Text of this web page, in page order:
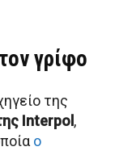
γρίφο
της
Interpol ,
ο